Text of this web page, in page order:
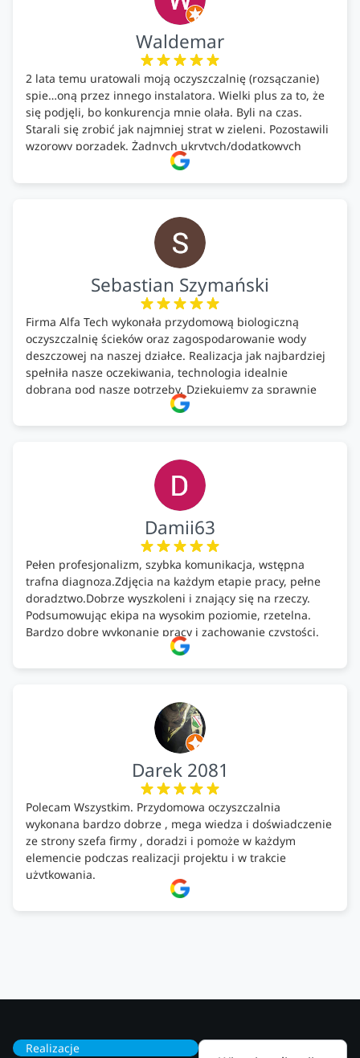
Waldemar
2 lata temu uratowali moją oczyszczalnię (rozsączanie)
spie…oną przez innego instalatora. Wielki plus za to, że
się podjęli, bo konkurencja mnie olała. Byli na czas.
Starali się zrobić jak najmniej strat w zieleni. Pozostawili
wzorowy porządek. Żadnych ukrytych/dodatkowych
kosztów. Zaskoczenie. Kontakt bardzo OK. Obsługa
pomontażowa również OK. A ich środki do oczyszczalni –
Sebastian Szymański
Firma Alfa Tech wykonała przydomową biologiczną
oczyszczalnię ścieków oraz zagospodarowanie wody
deszczowej na naszej działce. Realizacja jak najbardziej
spełniła nasze oczekiwania, technologia idealnie
dobrana pod nasze potrzeby. Dziękujemy za sprawnie
wykonany montaż w świetnej atmosferze! Polecam!
Damii63
Pełen profesjonalizm, szybka komunikacja, wstępna
trafna diagnoza.Zdjęcia na każdym etapie pracy, pełne
doradztwo.Dobrze wyszkoleni i znający się na rzeczy.
Podsumowując ekipa na wysokim poziomie, rzetelna.
Bardzo dobre wykonanie pracy i zachowanie czystości.
Darek 2081
Polecam Wszystkim. Przydomowa oczyszczalnia
wykonana bardzo dobrze , mega wiedza i doświadczenie
ze strony szefa firmy , doradzi i pomoże w każdym
elemencie podczas realizacji projektu i w trakcie
użytkowania.
Firma godna zaufania. Tak trzymać!
Realizacje